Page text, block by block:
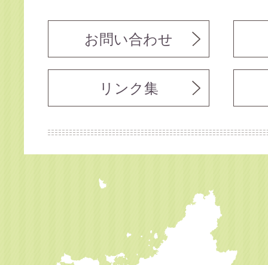
お問い合わせ
リンク集